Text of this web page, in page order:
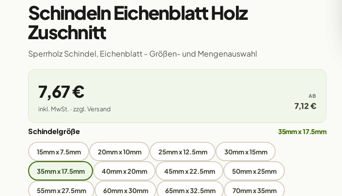
Schindeln Eichenblatt Holz
Zuschnitt
Sperrholz Schindel, Eichenblatt - Größen- und Mengenauswahl
7,67 €
inkl. MwSt. · zzgl. Versand
AB
7,12 €
Schindelgröße 35mm x 17.5mm
15mm x 7.5mm 20mm x 10mm 25mm x 12.5mm 30mm x 15mm
35mm x 17.5mm 40mm x 20mm 45mm x 22.5mm 50mm x 25mm
55mm x 27.5mm 60mm x 30mm 65mm x 32.5mm 70mm x 35mm